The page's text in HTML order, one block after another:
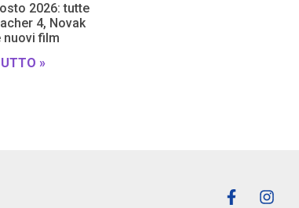
2026: tutte
4, Novak
nuovi film
»